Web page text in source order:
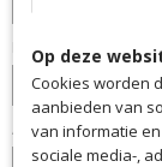
Maat
Aantal
Op deze
Cookies worden
aanbieden van
van informatie
sociale media-,